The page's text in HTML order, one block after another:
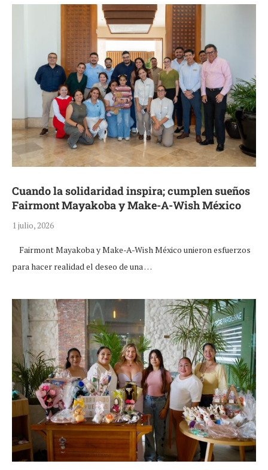
Cuando la solidaridad inspira; cumplen sueños
Fairmont Mayakoba y Make-A-Wish México
1 julio, 2026
Fairmont Mayakoba y Make-A-Wish México unieron esfuerzos
para hacer realidad el deseo de una …